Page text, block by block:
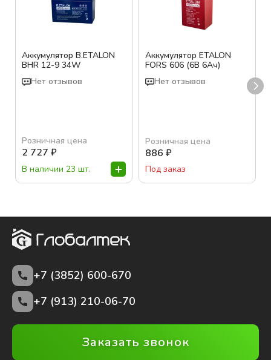
Аккумулятор B.ETALON
BHR 12-9 34W
Нет отзывов
Розничная цена
2 727 ₽
В наличии 23 шт.
Аккумулятор ETALON
FORS 606 (6В 6Ач)
Нет отзывов
Розничная цена
886 ₽
Под заказ
+7 (3852) 600-670
+7 (913) 210-06-70
Заказать звонок